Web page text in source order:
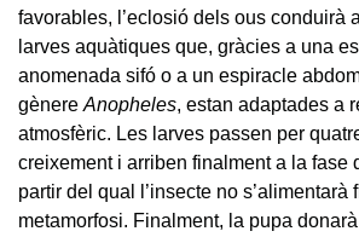
favorables, l’eclosió dels ous conduirà
larves aquàtiques que, gràcies a una
anomenada sifó o a un espiracle
gènere Anopheles, estan adaptades a
atmosfèric. Les larves passen per
creixement i arriben finalment a la fase
partir del qual l’insecte no s’alimentarà
metamorfosi. Finalment, la pupa